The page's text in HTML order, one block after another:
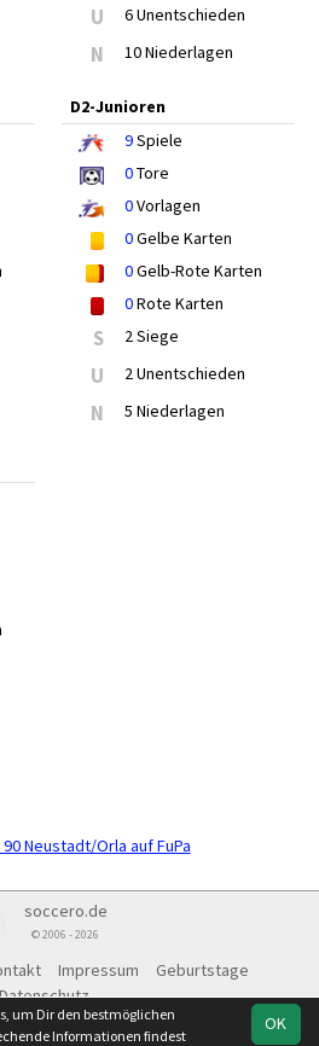
U 6 Unentschieden
N 10 Niederlagen
D2-Junioren
9Spiele
0Tore
0Vorlagen
0Gelbe Karten
0Gelb-Rote Karten
0Rote Karten
S 2 Siege
U 2 Unentschieden
N 5 Niederlagen
90 Neustadt/Orla auf FuPa
soccero.de
© 2006 - 2026
Impressum
Geburtstage
Datenschutz
OK
um Dir den bestmöglichen
Informationen findest